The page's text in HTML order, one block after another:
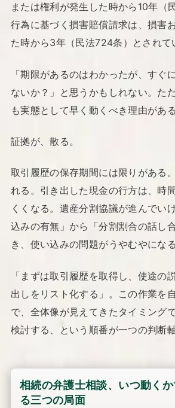
または権利が発生した時から10年（
行為に基づく損害賠償請求は、損害
た時から3年（民法724条）とされて
「期限があるのはわかったが、すぐ
ないか？」と思うかもしれない。た
も実態として早く動くべき理由がある
証拠が、散る。
取引履歴の保存期間には限りがある
れる。引き出した現金の行方は、時
くくなる。遺産分割協議が進んでい
込みの有無」から「分割割合の話し
き、使い込みの問題がうやむやにな
「まずは取引履歴を取得し、使途の
出しをリスト化する」。この作業を
で、全体像が見えてきたタイミング
検討する、という順番が一つの判断
相続の弁護士相談、いつ動く
る三つの局面